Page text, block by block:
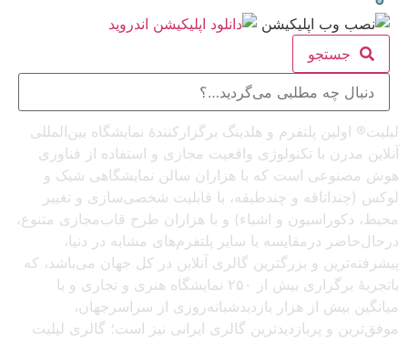
جستجو
لیلیت® اولین پلتفرم و هلدینگ برگزارکنندهٔ نمایشگاه بین‌المللی
آنلاین مدرن با تکنولوژی واقعیت مجازی و استفاده از فناوری
هوش مصنوعی است که با هزاران سالن نمایشگاهی شیک و
لوکس (چنداتاقه و چندطبقه، با قابلیت شخصی‌سازی و تغییر
محیط، دکوراسیون و اشیاء) و با هزاران طرح قاب‌مجازی متنوع،
درحال‌حاضر درمقایسه با سایر پلتفرم‌های مشابه در دنیا،
پیشرفته‌ترین و بزرگترین گالری آنلاین در کل جهان می‌باشد، که
باتجربهٔ برگزاری بیش از ۲۵۰ نمایشگاه هنری و تجاری و با
میانگین بیش از هزار بازدیدشبانه‌روزی از سراسرجهان،
موفق‌ترین و پربازدیدترین گالری ایرانی نیز است؛ گالری لیلیت